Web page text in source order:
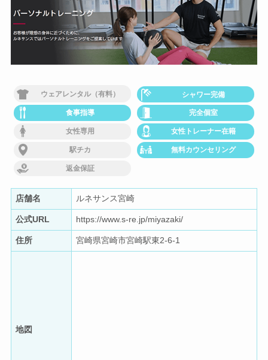
ウェアレンタル（有料） シャワー完備
食事指導 完全個室
女性専用 女性トレーナー在籍
駅チカ 無料カウンセリング
返金保証
店舗名 ルネサンス宮崎
公式URL https://www.s-re.jp/miyazaki/
住所 宮崎県宮崎市宮崎駅東2-6-1
地図